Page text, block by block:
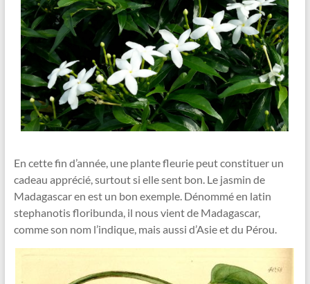
Sambre
Le
jardin
dans
tous
ses
états
En cette fin d’année, une plante fleurie peut constituer un
cadeau apprécié, surtout si elle sent bon. Le jasmin de
Madagascar en est un bon exemple. Dénommé en latin
stephanotis floribunda, il nous vient de Madagascar,
comme son nom l’indique, mais aussi d’Asie et du Pérou.